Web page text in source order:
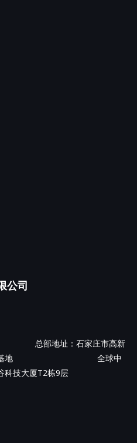
公司
总部地址： 石家庄市高新
光显产业基地 全球中
科技大厦T2栋9层